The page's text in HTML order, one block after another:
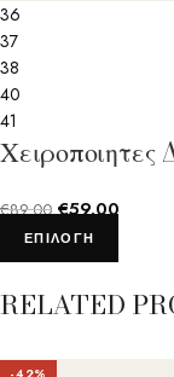
36
37
38
40
41
€89.00 €59.00
ΕΠΙΛΟΓΉ
RELATED